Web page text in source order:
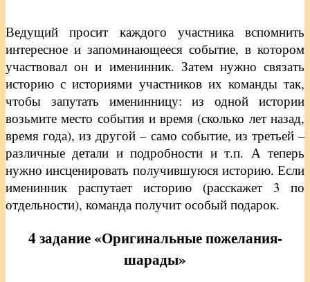
Ведущий просит каждого участника вспомнить
интересное и запоминающееся событие, в котором
участвовал он и именинник. Затем нужно связать
историю с историями участников их команды так,
чтобы запутать именинницу: из одной истории
возьмите место события и время (сколько лет назад,
время года), из другой – само событие, из третьей –
различные детали и подробности и т.п. А теперь
нужно инсценировать получившуюся историю. Если
именинник распутает историю (расскажет 3 по
отдельности), команда получит особый подарок.
4 задание «Оригинальные пожелания-
шарады»